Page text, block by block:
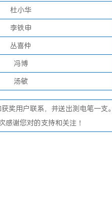
杜小华
李铁申
丛喜仲
冯博
汤敏
奖用户联系，并送出测电笔一
感谢您对的支持和关注！